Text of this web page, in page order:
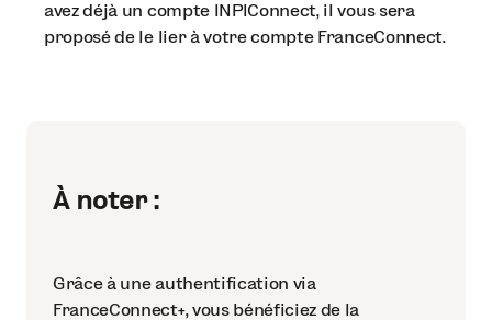
avez déjà un compte INPIConnect, il vous sera
proposé de le lier à votre compte FranceConnect.
À noter :
Grâce à une authentification via
FranceConnect+, vous bénéficiez de la